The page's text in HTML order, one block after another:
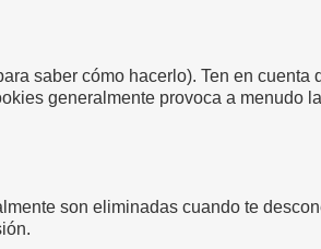
saber cómo hacerlo). Ten en cuenta
generalmente provoca a menudo
son eliminadas cuando te